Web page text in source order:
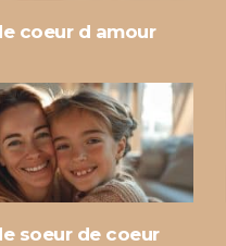
coeur d amour
soeur de coeur